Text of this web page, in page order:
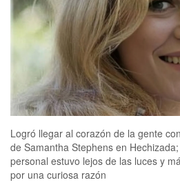
Logró llegar al corazón de la gente
de Samantha Stephens en
personal estuvo lejos de las luces y
por una curiosa razón